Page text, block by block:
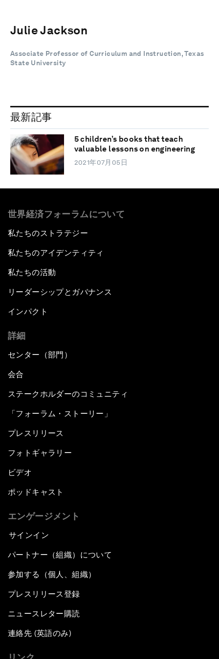
Julie Jackson
Associate Professor of Curriculum and Instruction, Texas
State University
最新記事
5 children’s books that teach
valuable lessons on engineering
2021年07月05日
世界経済フォーラムについて
私たちのストラテジー
私たちのアイデンティティ
私たちの活動
リーダーシップとガバナンス
インパクト
詳細
センター（部門）
会合
ステークホルダーのコミュニティ
「フォーラム・ストーリー」
プレスリリース
フォトギャラリー
ビデオ
ポッドキャスト
エンゲージメント
サインイン
パートナー（組織）について
参加する（個人、組織）
プレスリリース登録
ニュースレター購読
連絡先 (英語のみ)